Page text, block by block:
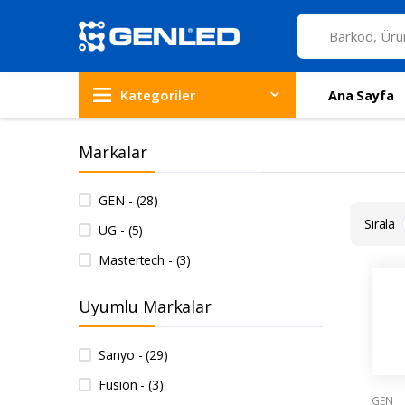
Kategoriler Ana Sayfa
Markalar
GEN - (28)
UG - (5)
Mastertech - (3)
Uyumlu Markalar
Sanyo - (29)
Fusion - (3)
Sırala
GEN